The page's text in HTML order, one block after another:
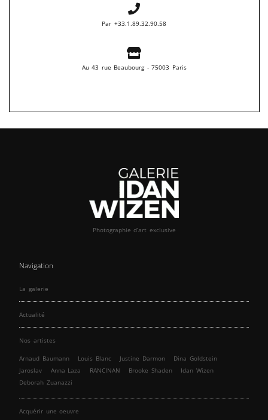
Par +33.1.89.32.90.58
Au 43 rue Beaubourg - 75003 Paris
Photographie d’art exclusive
Navigation
La galerie
Actualité
Nos artistes
Arnaud Baumann Louis Blanc Justine Darmon
Dina Goldstein
Jaroslav
Anna Laza RANCINAN Brooke Shaden
Idan Wizen
Deborah Zuanazzi
Acquérir une oeuvre